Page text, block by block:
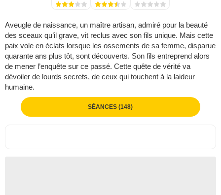
Aveugle de naissance, un maître artisan, admiré pour la beauté
des sceaux qu’il grave, vit reclus avec son fils unique. Mais cette
paix vole en éclats lorsque les ossements de sa femme, disparue
quarante ans plus tôt, sont découverts. Son fils entreprend alors
de mener l’enquête sur ce passé. Cette quête de vérité va
dévoiler de lourds secrets, de ceux qui touchent à la laideur
humaine.
SÉANCES (148)